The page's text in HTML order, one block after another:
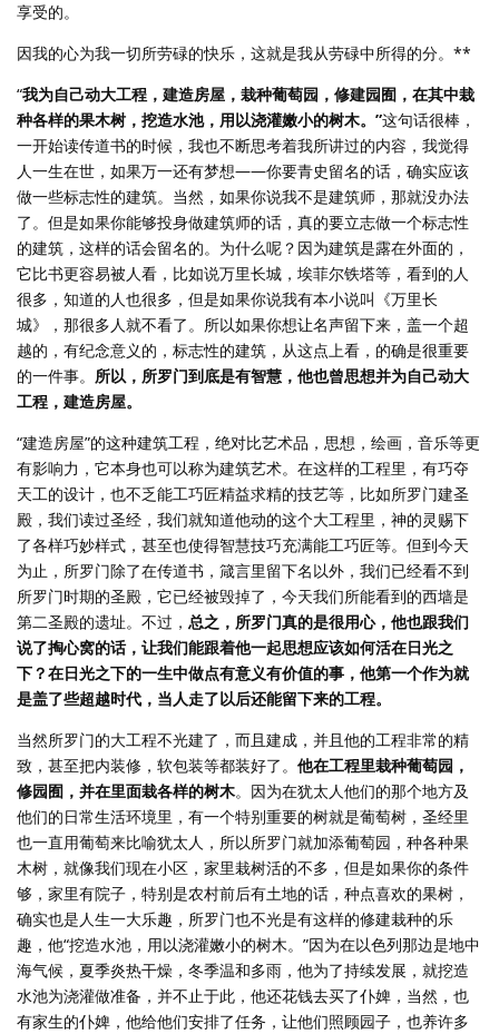
享受的。
因我的心为我一切所劳碌的快乐，这就是我从劳碌中所得的分。**
“我为自己动大工程，建造房屋，栽种葡萄园，修建园囿，在其中栽
种各样的果木树，挖造水池，用以浇灌嫩小的树木。”这句话很棒，
一开始读传道书的时候，我也不断思考着我所讲过的内容，我觉得
人一生在世，如果万一还有梦想——你要青史留名的话，确实应该
做一些标志性的建筑。当然，如果你说我不是建筑师，那就没办法
了。但是如果你能够投身做建筑师的话，真的要立志做一个标志性
的建筑，这样的话会留名的。为什么呢？因为建筑是露在外面的，
它比书更容易被人看，比如说万里长城，埃菲尔铁塔等，看到的人
很多，知道的人也很多，但是如果你说我有本小说叫《万里长
城》，那很多人就不看了。所以如果你想让名声留下来，盖一个超
越的，有纪念意义的，标志性的建筑，从这点上看，的确是很重要
的一件事。 所以，所罗门到底是有智慧，他也曾思想并为自己动大
工程，建造房屋。
“建造房屋”的这种建筑工程，绝对比艺术品，思想，绘画，音乐等更
有影响力，它本身也可以称为建筑艺术。在这样的工程里，有巧夺
天工的设计，也不乏能工巧匠精益求精的技艺等，比如所罗门建圣
殿，我们读过圣经，我们就知道他动的这个大工程里，神的灵赐下
了各样巧妙样式，甚至也使得智慧技巧充满能工巧匠等。但到今天
为止，所罗门除了在传道书，箴言里留下名以外，我们已经看不到
所罗门时期的圣殿，它已经被毁掉了，今天我们所能看到的西墙是
第二圣殿的遗址。不过， 总之，所罗门真的是很用心，他也跟我们
说了掏心窝的话，让我们能跟着他一起思想应该如何活在日光之
下？在日光之下的一生中做点有意义有价值的事，他第一个作为就
是盖了些超越时代，当人走了以后还能留下来的工程。
当然所罗门的大工程不光建了，而且建成，并且他的工程非常的精
致，甚至把内装修，软包装等都装好了。 他在工程里栽种葡萄园，
修园囿，并在里面栽各样的树木。因为在犹太人他们的那个地方及
他们的日常生活环境里，有一个特别重要的树就是葡萄树，圣经里
也一直用葡萄来比喻犹太人，所以所罗门就加添葡萄园，种各种果
木树，就像我们现在小区，家里栽树活的不多，但是如果你的条件
够，家里有院子，特别是农村前后有土地的话，种点喜欢的果树，
确实也是人生一大乐趣，所罗门也不光是有这样的修建栽种的乐
趣，他“挖造水池，用以浇灌嫩小的树木。”因为在以色列那边是地中
海气候，夏季炎热干燥，冬季温和多雨，他为了持续发展，就挖造
水池为浇灌做准备，并不止于此，他还花钱去买了仆婢，当然，也
有家生的仆婢，他给他们安排了任务，让他们照顾园子，也养许多